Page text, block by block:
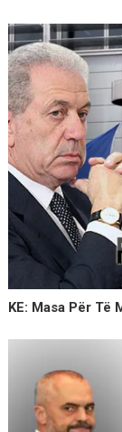
KE: Masa Për Të